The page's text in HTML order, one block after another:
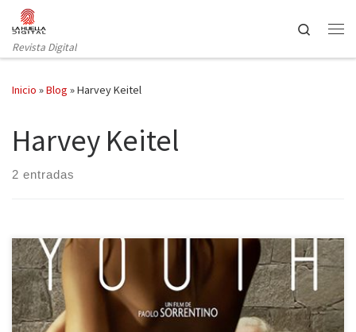
Saltar al contenido
Revista Digital
Search
Inicio »Blog »Harvey Keitel
Harvey Keitel
2 entradas
Una explosión de emociones dudas e historias entrelazadas por
un delgado hilo que recorre cada una de las etapas de la vida es